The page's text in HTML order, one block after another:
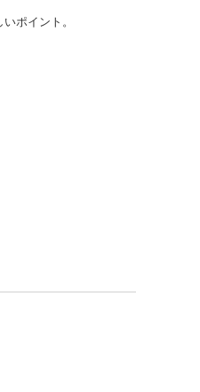
ポイント。